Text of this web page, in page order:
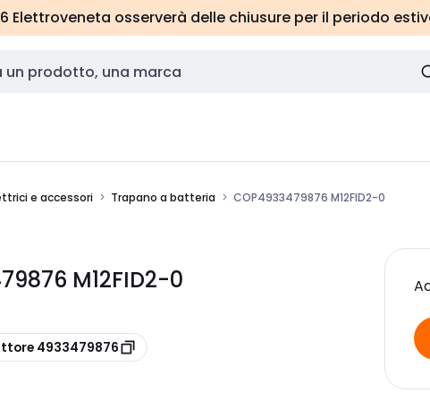
Elettroveneta osserverà delle chiusure per il periodo
e accessori Trapano a batteria COP4933479876 M12FID2-0
M12FID2-0
4933479876